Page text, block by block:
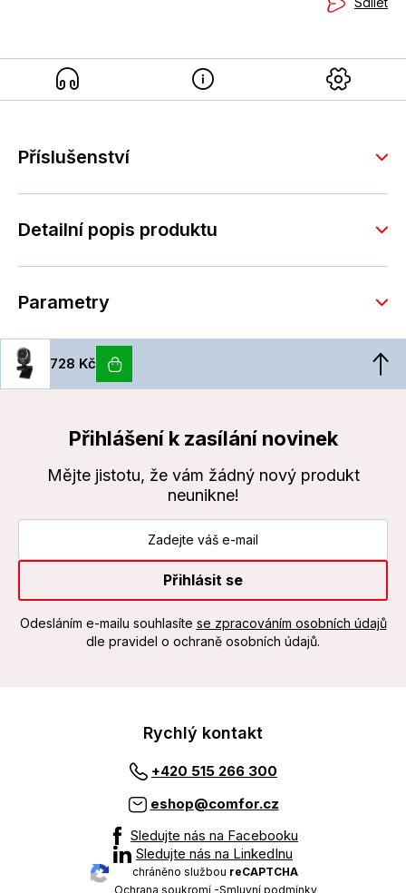
Příslušenství
Detailní popis produktu
Parametry
728 Kč
Přihlášení k zasílání novinek
Mějte jistotu, že vám žádný nový produkt
neunikne!
Přihlásit se
Odesláním e-mailu souhlasíte se zpracováním osobních údajů
dle pravidel o ochraně osobních údajů.
Rychlý kontakt
+420 515 266 300
eshop@comfor.cz
Sledujte nás na Facebooku
Sledujte nás na LinkedInu
chráněno službou reCAPTCHA
Ochrana soukromí-Smluvní podmínky